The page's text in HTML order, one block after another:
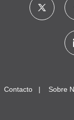
Contacto Sobre